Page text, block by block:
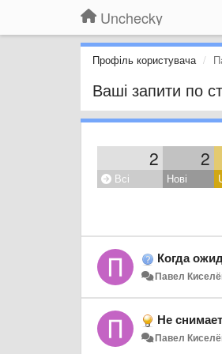
Unchecky
Профіль користувача
Ваші запити по
2 2
Всі Нові
Когда
Павел
Не
Павел